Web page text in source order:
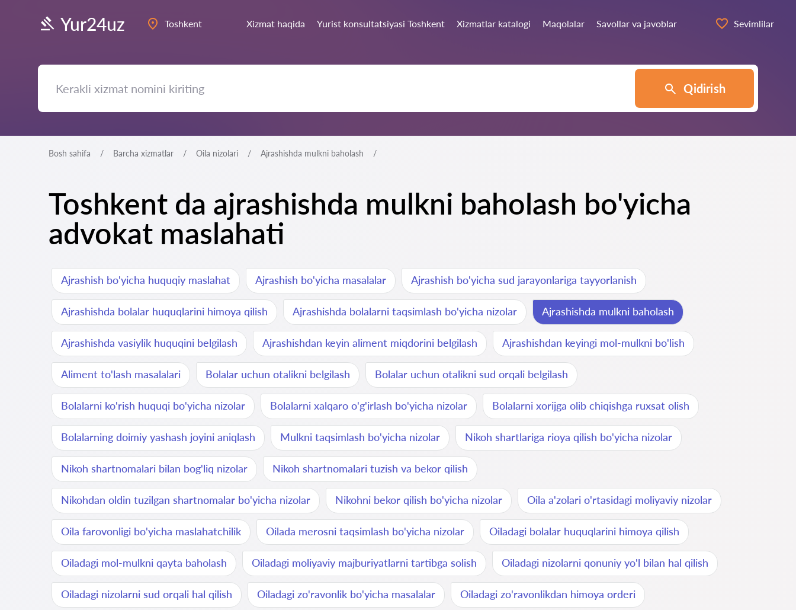
Yur24uz Toshkent Xizmat haqida Yurist konsultatsiyasi Toshkent Xizmatlar katalogi Maqolalar Savollar va javoblar Sevimlilar
Qidirish
Bosh sahifa Barcha xizmatlar Oila nizolari Ajrashishda mulkni baholash
Toshkent da ajrashishda mulkni baholash bo'yicha
advokat maslahati
Ajrashish bo'yicha huquqiy maslahat Ajrashish bo'yicha masalalar Ajrashish bo'yicha sud jarayonlariga tayyorlanish
Ajrashishda bolalar huquqlarini himoya qilish Ajrashishda bolalarni taqsimlash bo'yicha nizolar Ajrashishda mulkni baholash
Ajrashishda vasiylik huquqini belgilash Ajrashishdan keyin aliment miqdorini belgilash Ajrashishdan keyingi mol-mulkni bo'lish
Aliment to'lash masalalari Bolalar uchun otalikni belgilash Bolalar uchun otalikni sud orqali belgilash
Bolalarni ko'rish huquqi bo'yicha nizolar Bolalarni xalqaro o'g'irlash bo'yicha nizolar Bolalarni xorijga olib chiqishga ruxsat olish
Bolalarning doimiy yashash joyini aniqlash Mulkni taqsimlash bo'yicha nizolar Nikoh shartlariga rioya qilish bo'yicha nizolar
Nikoh shartnomalari bilan bog'liq nizolar Nikoh shartnomalari tuzish va bekor qilish
Nikohdan oldin tuzilgan shartnomalar bo'yicha nizolar Nikohni bekor qilish bo'yicha nizolar Oila a'zolari o'rtasidagi moliyaviy nizolar
Oila farovonligi bo'yicha maslahatchilik Oilada merosni taqsimlash bo'yicha nizolar Oiladagi bolalar huquqlarini himoya qilish
Oiladagi mol-mulkni qayta baholash Oiladagi moliyaviy majburiyatlarni tartibga solish Oiladagi nizolarni qonuniy yo'l bilan hal qilish
Oiladagi nizolarni sud orqali hal qilish Oiladagi zo'ravonlik bo'yicha masalalar Oiladagi zo'ravonlikdan himoya orderi